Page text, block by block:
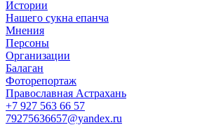
Истории
Нашего сукна епанча
Мнения
Персоны
Организации
Балаган
Фоторепортаж
Православная Астрахань
+7 927 563 66 57
79275636657@yandex.ru